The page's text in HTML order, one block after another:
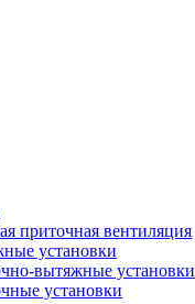
приточная вентиляция
установки
вытяжные установки
установки